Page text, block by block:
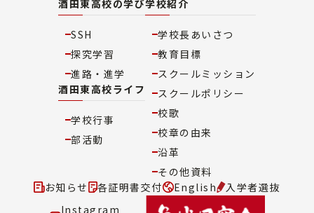
酒田東高校の学び
SSH
探究学習
進路・進学
酒田東高校ライフ
学校行事
部活動
学校紹介
学校長あいさつ
教育目標
スクールミッション
スクールポリシー
校歌
校章の由来
沿革
その他資料
お知らせ
各証明書交付 English
入学者選抜
Instagram